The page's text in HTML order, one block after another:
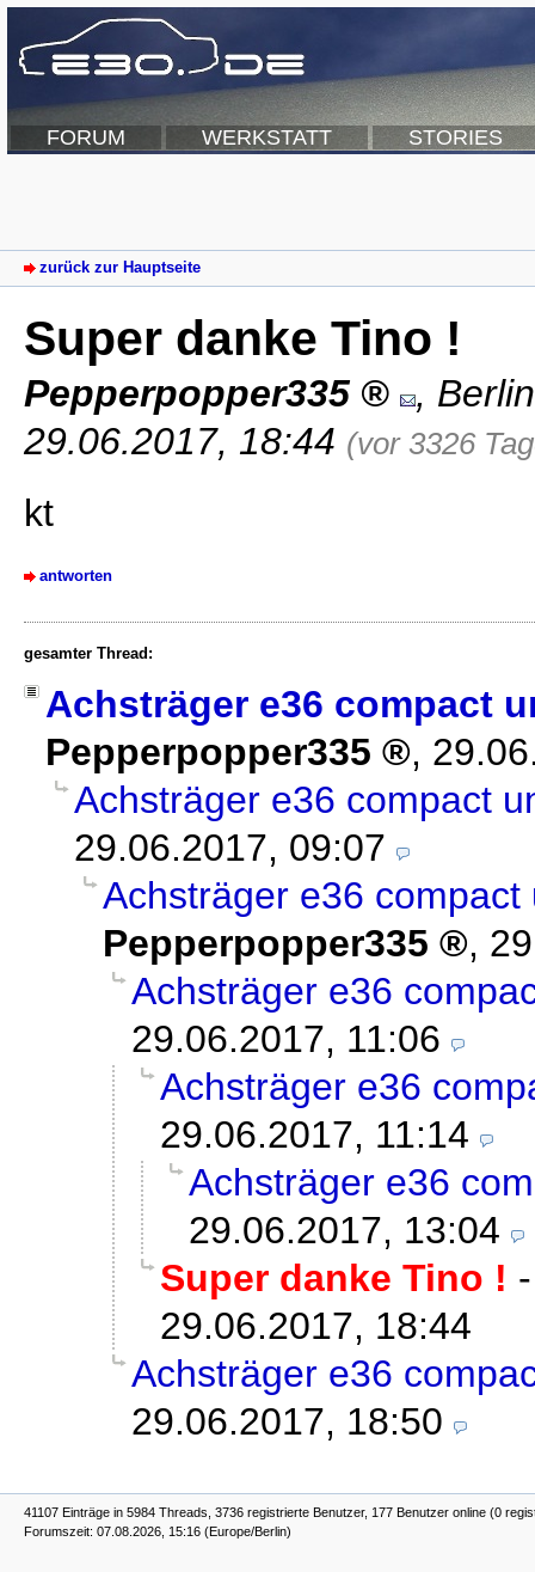
FORUM WERKSTATT STORIES
zurück zur Hauptseite
Super danke Tino !
Pepperpopper335 , Berlin
29.06.2017, 18:44 (vor 3326
kt
antworten
gesamter Thread:
Achsträger e36 compact
Pepperpopper335
,
Achsträger e36 compact
29.06.2017, 09:07
Achsträger e36
Pepperpopper335
,
Achsträger e36
29.06.2017, 11:06
Achsträger e36
29.06.2017, 11:14
Achsträger e36
29.06.2017, 13:04
Super danke Tino !
29.06.2017, 18:44
Achsträger e36
29.06.2017, 18:50
41107 Einträge in 5984 Threads, 3736 registrierte Benutzer, 177 Benutzer online (0
Forumszeit: 07.08.2026, 15:16 (Europe/Berlin)